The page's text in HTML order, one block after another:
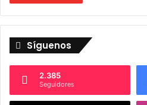
Síguenos
2.385
Seguidores